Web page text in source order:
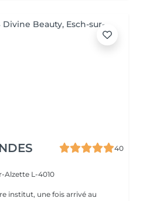
40
Alzette L-4010